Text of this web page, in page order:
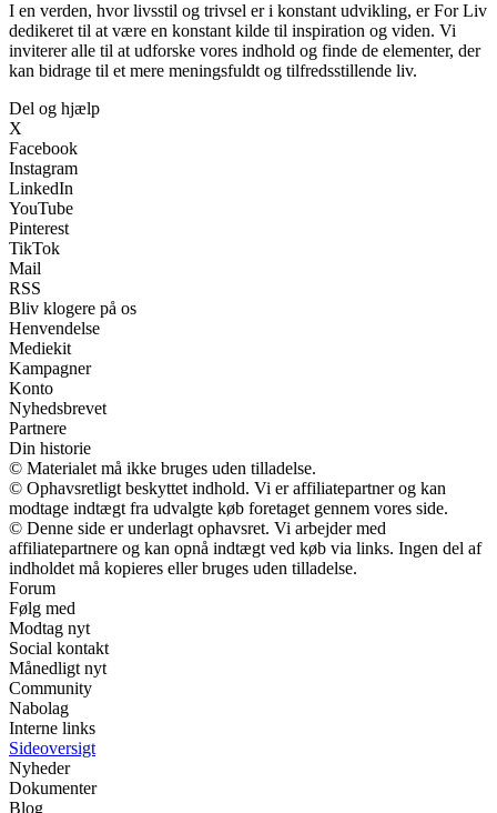
I en verden, hvor livsstil og trivsel er i konstant udvikling, er For Liv
dedikeret til at være en konstant kilde til inspiration og viden. Vi
inviterer alle til at udforske vores indhold og finde de elementer, der
kan bidrage til et mere meningsfuldt og tilfredsstillende liv.
Del og hjælp
X
Facebook
Instagram
LinkedIn
YouTube
Pinterest
TikTok
Mail
RSS
Bliv klogere på os
Henvendelse
Mediekit
Kampagner
Konto
Nyhedsbrevet
Partnere
Din historie
© Materialet må ikke bruges uden tilladelse.
© Ophavsretligt beskyttet indhold. Vi er affiliatepartner og kan
modtage indtægt fra udvalgte køb foretaget gennem vores side.
© Denne side er underlagt ophavsret. Vi arbejder med
affiliatepartnere og kan opnå indtægt ved køb via links. Ingen del af
indholdet må kopieres eller bruges uden tilladelse.
Forum
Følg med
Modtag nyt
Social kontakt
Månedligt nyt
Community
Nabolag
Interne links
Sideoversigt
Nyheder
Dokumenter
Blog